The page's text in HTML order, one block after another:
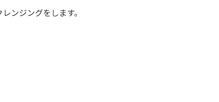
ンジングをします。